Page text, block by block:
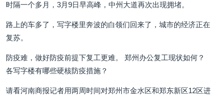
时隔一个多月，3月9日早高峰，中州大道再次出现拥堵。
路上的车多了，写字楼里奔波的白领们回来了，城市的经济正在
复苏。
防疫难，做好防疫前提下复工更难。 郑州办公复工现状如何？
各写字楼有哪些硬核防疫措施？
请看河南商报记者用两周时间对郑州市金水区和郑东新区12区进